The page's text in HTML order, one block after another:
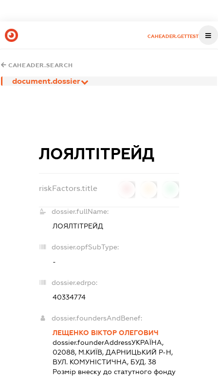
CAHEADER.GETTEST
CAHEADER.SEARCH
document.dossier
ЛОЯЛТІТРЕЙД
riskFactors.title
dossier.fullName:
ЛОЯЛТІТРЕЙД
dossier.opfSubType:
-
dossier.edrpo:
40334774
dossier.foundersAndBenef:
ЛЕЩЕНКО ВІКТОР ОЛЕГОВИЧ
dossier.founderAddressУКРАЇНА,
02088, М.КИЇВ, ДАРНИЦЬКИЙ Р-Н,
ВУЛ. КОМУНІСТИЧНА, БУД. 38
Розмір внеску до статутного фонду